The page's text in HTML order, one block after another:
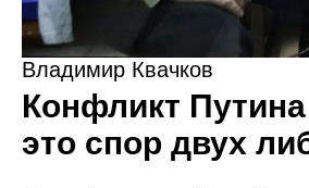
Владимир Квачков
Конфликт
это спор двух